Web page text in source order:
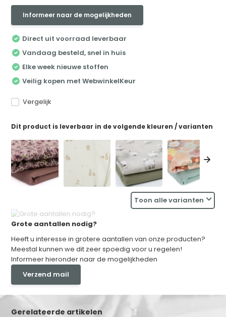
Informeer naar de mogelijkheden
Direct uit voorraad leverbaar
Vandaag besteld, snel in huis
Elke week nieuwe stoffen
Veilig kopen met WebwinkelKeur
Vergelijk
Dit product is leverbaar in de volgende kleuren / varianten
Toon alle varianten
Grote aantallen nodig?
Heeft u interesse in grotere aantallen van onze producten?
Meestal kunnen we dit zeer spoedig voor u regelen!
Informeer hieronder naar de mogelijkheden
Verzend mail
Gerelateerde artikelen